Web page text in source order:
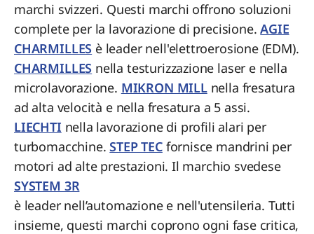
marchi svizzeri. Questi marchi offrono soluzioni
complete per la lavorazione di precisione.AGIE
CHARMILLES è leader nell'elettroerosione (EDM).
CHARMILLES nella testurizzazione laser e nella
microlavorazione. MIKRON MILLnella fresatura
ad alta velocità e nella fresatura a 5 assi.
LIECHTI nella lavorazione di profili alari per
turbomacchine.STEP TECfornisce mandrini per
motori ad alte prestazioni. Il marchio svedese
SYSTEM 3R
è leader nell’automazione e nell'utensileria. Tutti
insieme, questi marchi coprono ogni fase critica,